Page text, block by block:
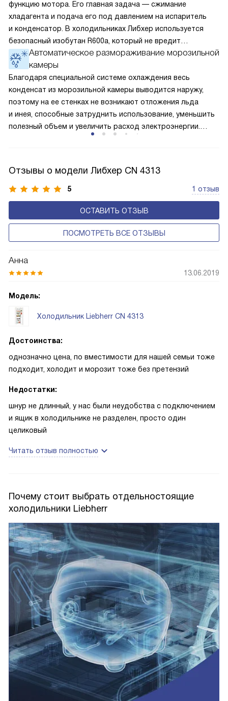
функцию мотора. Его главная задача — сжимание
хладагента и подача его под давлением на испаритель
и конденсатор. В холодильниках Либхер используется
безопасный изобутан R600a, который не вредит
окружающей среде. Компрессор перегоняет его
по охладительному контуру по принципу насоса. Чем
лучше работает «мотор» прибора, тем качественнее
и быстрее происходит охлаждение, затрачивается
меньше электроэнергии.
Автоматическое размораживание морозильной
камеры
Благодаря специальной системе охлаждения весь
конденсат из морозильной камеры выводится наружу,
поэтому на ее стенках не возникают отложения льда
и инея, способные затруднить использование, уменьшить
полезный объем и увеличить расход электроэнергии.
Отзывы о модели Либхер CN 4313
5 1 отзыв
ОСТАВИТЬ ОТЗЫВ
ПОСМОТРЕТЬ ВСЕ ОТЗЫВЫ
Анна
13.06.2019
Модель:
Холодильник Liebherr CN 4313
Достоинства:
однозначно цена, по вместимости для нашей семьи тоже
подходит, холодит и морозит тоже без претензий
Недостатки:
шнур не длинный, у нас были неудобства с подключением
и ящик в холодильнике не разделен, просто один
целиковый
Читать отзыв полностью
Почему стоит выбрать отдельностоящие
холодильники Liebherr